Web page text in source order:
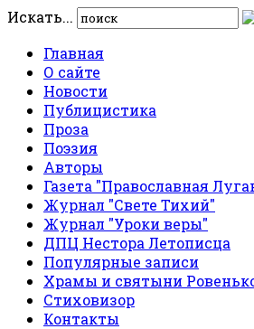
Искать...
Главная
О сайте
Новости
Публицистика
Проза
Поэзия
Авторы
Газета "Православная
Журнал "Свете Тихий"
Журнал "Уроки веры"
ДПЦ Нестора Летописца
Популярные записи
Храмы и святыни
Стиховизор
Контакты